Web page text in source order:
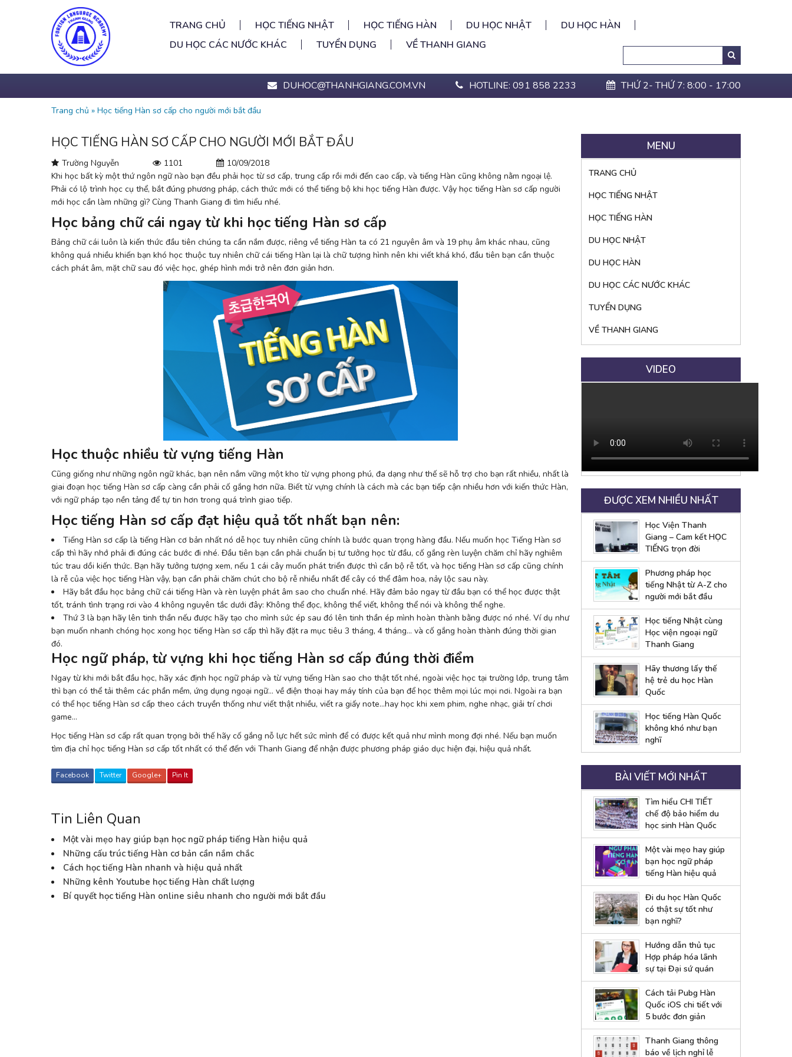
kiếm:
Search
TRANG CHỦ HỌC TIẾNG NHẬT HỌC TIẾNG HÀN DU HỌC NHẬT
DU HỌC HÀN
DU HỌC CÁC NƯỚC KHÁC
TUYỂN DỤNG VỀ THANH GIANG
DUHOC@THANHGIANG.COM.VN HOTLINE: 091 858 2233 THỨ 2- THỨ 7: 8:00 - 17:00
Trang chủ » Học tiếng Hàn sơ cấp cho người mới bắt đầu
HỌC TIẾNG HÀN SƠ CẤP CHO NGƯỜI MỚI BẮT ĐẦU
Trường Nguyễn 1101
10/09/2018
Khi học bất kỳ một thứ ngôn ngữ nào bạn đều phải học từ sơ cấp, trung cấp rồi mới đến cao cấp, và tiếng Hàn cũng không nằm ngoại lệ.
Phải có lộ trình học cụ thể, bắt đúng phương pháp, cách thức mới có thể tiếng bộ khi học tiếng Hàn được. Vậy học tiếng Hàn sơ cấp người
mới học cần làm những gì? Cùng Thanh Giang đi tìm hiểu nhé.
Học bảng chữ cái ngay từ khi học tiếng Hàn sơ cấp
Bảng chữ cái luôn là kiến thức đầu tiên chúng ta cần nắm được, riêng về tiếng Hàn ta có 21 nguyên âm và 19 phụ âm khác nhau, cũng
không quá nhiều khiến bạn khó học thuộc tuy nhiên chữ cái tiếng Hàn lại là chữ tượng hình nên khi viết khá khó, đầu tiên bạn cần thuộc
cách phát âm, mặt chữ sau đó việc học, ghép hình mới trở nên đơn giản hơn.
Học thuộc nhiều từ vựng tiếng Hàn
Cũng giống như những ngôn ngữ khác, bạn nên nắm vững một kho từ vựng phong phú, đa dạng như thế sẽ hỗ trợ cho bạn rất nhiều, nhất là
giai đoạn học tiếng Hàn sơ cấp càng cần phải cố gắng hơn nữa. Biết từ vựng chính là cách mà các bạn tiếp cận nhiều hơn với kiến thức Hàn,
với ngữ pháp tạo nền tảng để tự tin hơn trong quá trình giao tiếp.
Học tiếng Hàn sơ cấp đạt hiệu quả tốt nhất bạn nên:
Tiếng Hàn sơ cấp là tiếng Hàn cơ bản nhất nó dễ học tuy nhiên cũng chính là bước quan trọng hàng đầu. Nếu muốn học Tiếng Hàn sơ
cấp thì hãy nhớ phải đi đúng các bước đi nhé. Đầu tiên bạn cần phải chuẩn bị tư tưởng học từ đầu, cố gắng rèn luyện chăm chỉ hãy nghiêm
túc trau dồi kiến thức. Bạn hãy tưởng tượng xem, nếu 1 cái cây muốn phát triển được thì cần bộ rễ tốt, và học tiếng Hàn sơ cấp cũng chính
là rễ của việc học tiếng Hàn vậy, bạn cần phải chăm chút cho bộ rễ nhiều nhất để cây có thể đâm hoa, nảy lộc sau này.
Hãy bắt đầu học bảng chữ cái tiếng Hàn và rèn luyện phát âm sao cho chuẩn nhé. Hãy đảm bảo ngay từ đầu bạn có thể học được thật
tốt, tránh tình trạng rơi vào 4 không nguyên tắc dưới đây: Không thể đọc, không thể viết, không thể nói và không thể nghe.
Thứ 3 là bạn hãy lên tinh thần nếu được hãy tạo cho mình sức ép sau đó lên tinh thần ép mình hoàn thành bằng được nó nhé. Ví dụ như
bạn muốn nhanh chóng học xong học tiếng Hàn sơ cấp thì hãy đặt ra mục tiêu 3 tháng, 4 tháng… và cố gắng hoàn thành đúng thời gian
đó.
Học ngữ pháp, từ vựng khi học tiếng Hàn sơ cấp đúng thời điểm
Ngay từ khi mới bắt đầu học, hãy xác định học ngữ pháp và từ vựng tiếng Hàn sao cho thật tốt nhé, ngoài việc học tại trường lớp, trung tâm
thì bạn có thể tải thêm các phần mềm, ứng dụng ngoại ngữ… về điện thoại hay máy tính của bạn để học thêm mọi lúc mọi nơi. Ngoài ra bạn
có thể học tiếng Hàn sơ cấp theo cách truyền thống như viết thật nhiều, viết ra giấy note…hay học khi xem phim, nghe nhạc, giải trí chơi
game…
Học tiếng Hàn sơ cấp rất quan trọng bởi thế hãy cố gắng nỗ lực hết sức mình để có được kết quả như mình mong đợi nhé. Nếu bạn muốn
tìm địa chỉ học tiếng Hàn sơ cấp tốt nhất có thể đến với Thanh Giang để nhận được phương pháp giáo dục hiện đại, hiệu quả nhất.
Facebook Twitter Google+ Pin It
Tin Liên Quan
Một vài mẹo hay giúp bạn học ngữ pháp tiếng Hàn hiệu quả
Những cấu trúc tiếng Hàn cơ bản cần nắm chắc
Cách học tiếng Hàn nhanh và hiệu quả nhất
Những kênh Youtube học tiếng Hàn chất lượng
Bí quyết học tiếng Hàn online siêu nhanh cho người mới bắt đầu
MENU
TRANG CHỦ
HỌC TIẾNG NHẬT
HỌC TIẾNG HÀN
DU HỌC NHẬT
DU HỌC HÀN
DU HỌC CÁC NƯỚC KHÁC
TUYỂN DỤNG
VỀ THANH GIANG
VIDEO
ĐƯỢC XEM NHIỀU NHẤT
Học Viện Thanh
Giang – Cam kết HỌC
TIẾNG trọn đời
Phương pháp học
tiếng Nhật từ A-Z cho
người mới bắt đầu
Học tiếng Nhật cùng
Học viện ngoại ngữ
Thanh Giang
Hãy thương lấy thế
hệ trẻ du học Hàn
Quốc
Học tiếng Hàn Quốc
không khó như bạn
nghĩ
BÀI VIẾT MỚI NHẤT
Tìm hiểu CHI TIẾT
chế độ bảo hiểm du
học sinh Hàn Quốc
Một vài mẹo hay giúp
bạn học ngữ pháp
tiếng Hàn hiệu quả
Đi du học Hàn Quốc
có thật sự tốt như
bạn nghĩ?
Hướng dẫn thủ tục
Hợp pháp hóa lãnh
sự tại Đại sứ quán
Hàn Quốc
Cách tải Pubg Hàn
Quốc iOS chi tiết với
5 bước đơn giản
Thanh Giang thông
báo về lịch nghỉ lễ